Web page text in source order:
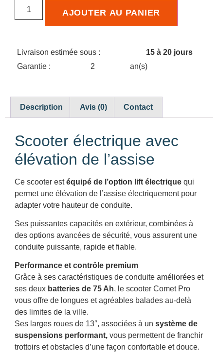
AJOUTER AU PANIER
Livraison estimée sous :
15 à 20 jours
Garantie :
2 an(s)
Description Avis (0) Contact
Scooter électrique avec
élévation de l’assise
Ce scooter estéquipé de l’option lift électrique qui
permet une élévation de l’assise électriquement pour
adapter votre hauteur de conduite.
Ses puissantes capacités en extérieur, combinées à
des options avancées de sécurité, vous assurent une
conduite puissante, rapide et fiable.
Performance et contrôle premium
Grâce à ses caractéristiques de conduite améliorées et
ses deux batteries de 75 Ah, le scooter Comet Pro
vous offre de longues et agréables balades au-delà
des limites de la ville.
Ses larges roues de 13″, associées à un système de
suspensions performant, vous permettent de franchir
trottoirs et obstacles d’une façon confortable et douce.